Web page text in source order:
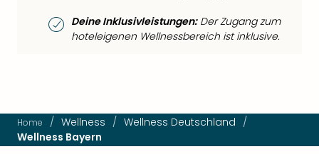
Deine Inklusivleistungen:Der Zugang zum
hoteleigenen Wellnessbereich ist inklusive.
Home / Wellness / Wellness Deutschland /
Wellness Bayern